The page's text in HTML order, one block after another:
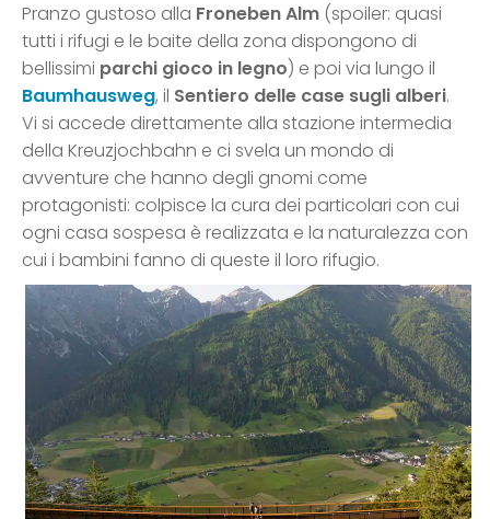
Pranzo gustoso alla Froneben Alm (spoiler: quasi
tutti i rifugi e le baite della zona dispongono di
bellissimi parchi gioco in legno) e poi via lungo il
Baumhausweg, il Sentiero delle case sugli alberi.
Vi si accede direttamente alla stazione intermedia
della Kreuzjochbahn e ci svela un mondo di
avventure che hanno degli gnomi come
protagonisti: colpisce la cura dei particolari con cui
ogni casa sospesa è realizzata e la naturalezza con
cui i bambini fanno di queste il loro rifugio.